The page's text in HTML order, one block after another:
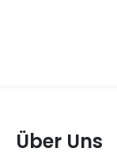
Über Uns